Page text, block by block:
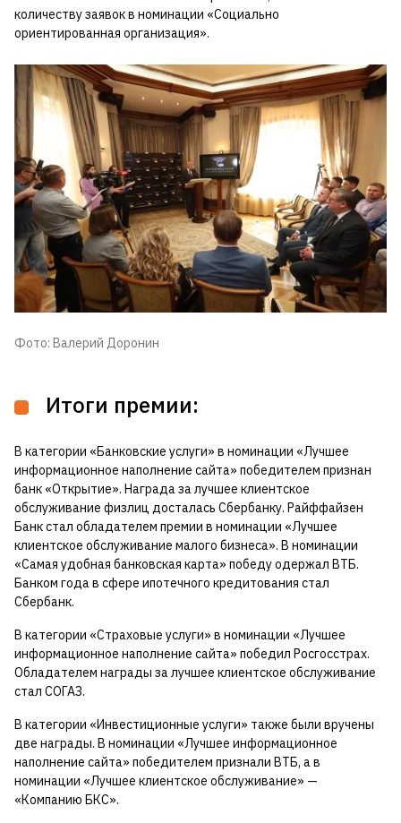
количеству заявок в номинации «Социально
ориентированная организация».
Фото: Валерий Доронин
Итоги премии:
В категории «Банковские услуги» в номинации «Лучшее
информационное наполнение сайта» победителем признан
банк «Открытие». Награда за лучшее клиентское
обслуживание физлиц досталась Сбербанку. Райффайзен
Банк стал обладателем премии в номинации «Лучшее
клиентское обслуживание малого бизнеса». В номинации
«Самая удобная банковская карта» победу одержал ВТБ.
Банком года в сфере ипотечного кредитования стал
Сбербанк.
В категории «Страховые услуги» в номинации «Лучшее
информационное наполнение сайта» победил Росгосстрах.
Обладателем награды за лучшее клиентское обслуживание
стал СОГАЗ.
В категории «Инвестиционные услуги» также были вручены
две награды. В номинации «Лучшее информационное
наполнение сайта» победителем признали ВТБ, а в
номинации «Лучшее клиентское обслуживание» —
«Компанию БКС».